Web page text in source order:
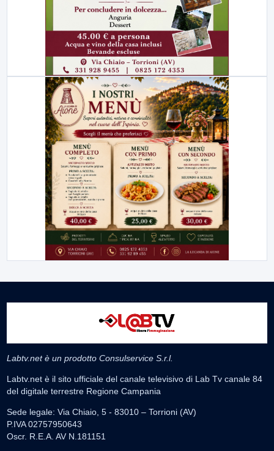
Labtv.net è un prodotto Consulservice S.r.l.
Labtv.net è il sito ufficiale del canale televisivo di Lab Tv canale 84
del digitale terrestre Regione Campania
Sede legale: Via Chiaio, 5 - 83010 – Torrioni (AV)
P.IVA 02757950643
Oscr. R.E.A. AV N.181151